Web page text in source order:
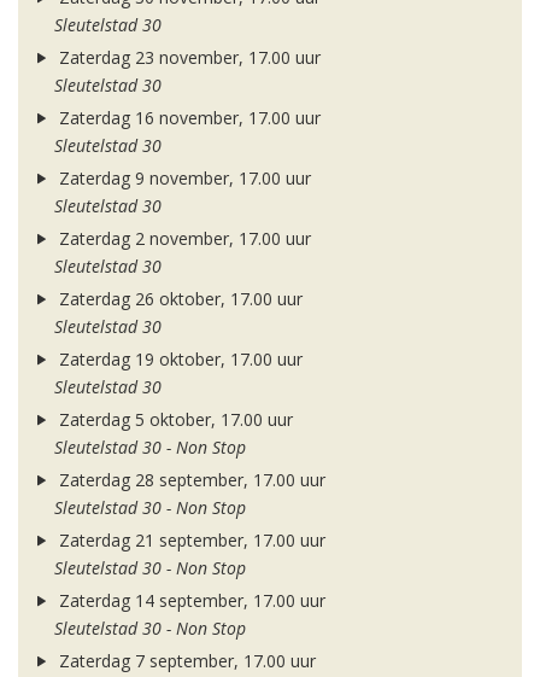
Sleutelstad 30
Zaterdag 23 november, 17.00 uur
Sleutelstad 30
Zaterdag 16 november, 17.00 uur
Sleutelstad 30
Zaterdag 9 november, 17.00 uur
Sleutelstad 30
Zaterdag 2 november, 17.00 uur
Sleutelstad 30
Zaterdag 26 oktober, 17.00 uur
Sleutelstad 30
Zaterdag 19 oktober, 17.00 uur
Sleutelstad 30
Zaterdag 5 oktober, 17.00 uur
Sleutelstad 30 - Non Stop
Zaterdag 28 september, 17.00 uur
Sleutelstad 30 - Non Stop
Zaterdag 21 september, 17.00 uur
Sleutelstad 30 - Non Stop
Zaterdag 14 september, 17.00 uur
Sleutelstad 30 - Non Stop
Zaterdag 7 september, 17.00 uur